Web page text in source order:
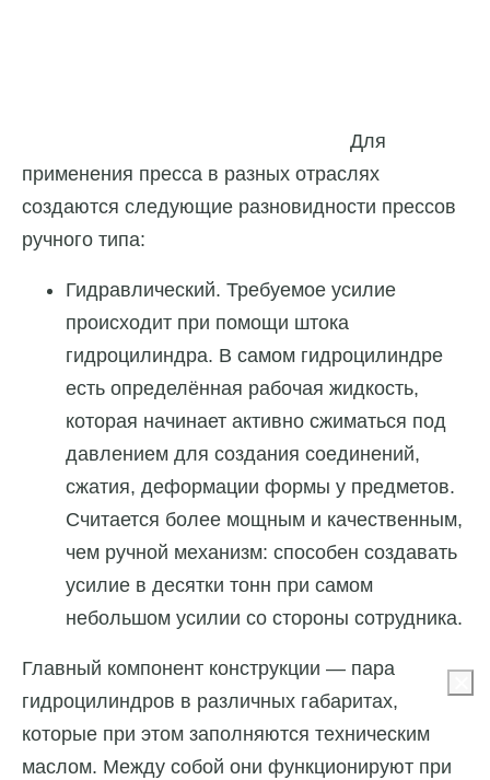
Для
применения пресса в разных отраслях
создаются следующие разновидности прессов
ручного типа:
Гидравлический. Требуемое усилие
происходит при помощи штока
гидроцилиндра. В самом гидроцилиндре
есть определённая рабочая жидкость,
которая начинает активно сжиматься под
давлением для создания соединений,
сжатия, деформации формы у предметов.
Считается более мощным и качественным,
чем ручной механизм: способен создавать
усилие в десятки тонн при самом
небольшом усилии со стороны сотрудника.
Главный компонент конструкции — пара
гидроцилиндров в различных габаритах,
которые при этом заполняются техническим
маслом. Между собой они функционируют при